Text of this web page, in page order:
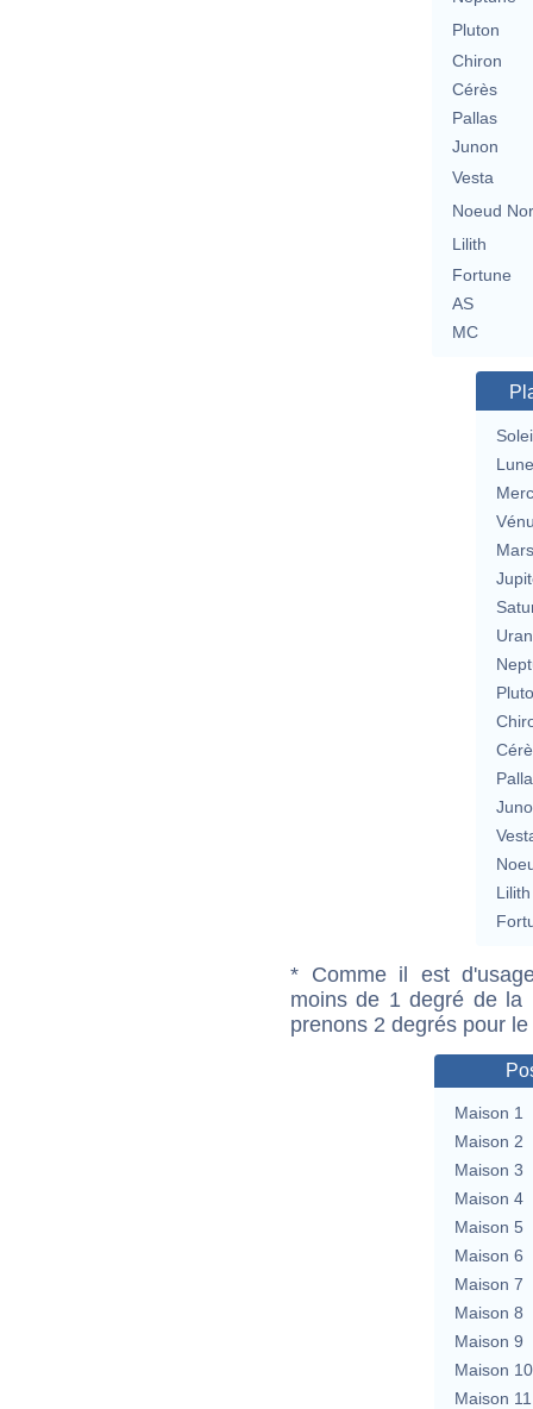
Pluton
Chiron
Cérès
Pallas
Junon
Vesta
Noeud
Lilith
Fortune
AS
MC
Lune
Mars
Lilith
* Comme il est
moins de 1 degré de la
prenons 2 degrés pour
Maison 1
Maison 2
Maison 3
Maison 4
Maison 5
Maison 6
Maison 7
Maison 8
Maison 9
Maison 10
Maison 11